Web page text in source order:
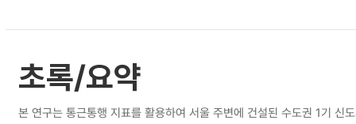
초록/요약
본 연구는 통근통행 지표를 활용하여 서울 주변에 건설된 수도권 1기 신